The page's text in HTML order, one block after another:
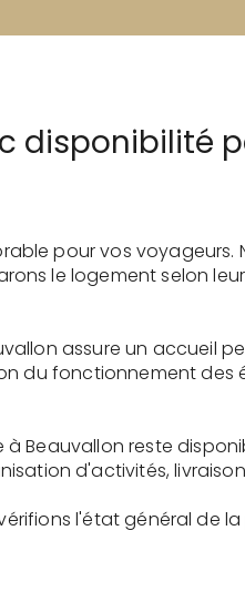
disponibilité
pour vos voyageurs.
le logement selon
assure un accueil
du fonctionnement des
Beauvallon reste
d'activités,
l'état général de